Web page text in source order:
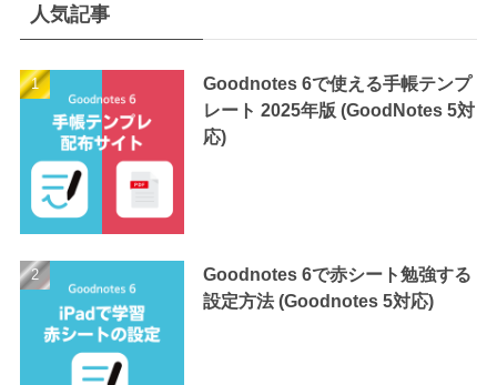
人気記事
Goodnotes 6で使える手帳テンプ
レート 2025年版 (GoodNotes 5対
応)
Goodnotes 6で赤シート勉強する
設定方法 (Goodnotes 5対応)